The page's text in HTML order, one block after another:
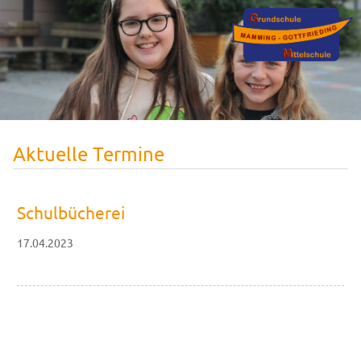
Aktuelle Termine
Schulbücherei
17.04.2023